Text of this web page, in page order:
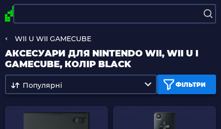
WII U WII GAMECUBE
АКСЕСУАРИ ДЛЯ NINTENDO WII, WII U І
GAMECUBE, КОЛІР BLACK
ФІЛЬТРИ
Популярні